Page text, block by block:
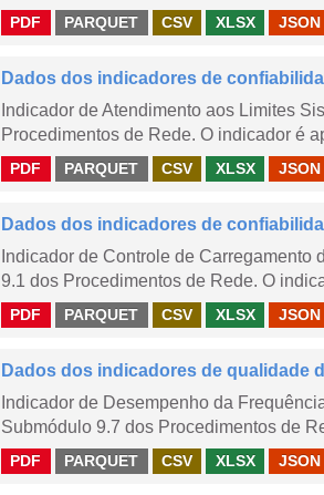
PDF PARQUET CSV XLSX JSON
Dados dos indicadores de
Indicador de Atendimento aos Limites
Procedimentos de Rede. O indicador é
PDF PARQUET CSV XLSX JSON
Dados dos indicadores de
Indicador de Controle de
9.1 dos Procedimentos de Rede. O
PDF PARQUET CSV XLSX JSON
Dados dos indicadores de qualidade
Indicador de Desempenho da
Submódulo 9.7 dos Procedimentos de
PDF PARQUET CSV XLSX JSON